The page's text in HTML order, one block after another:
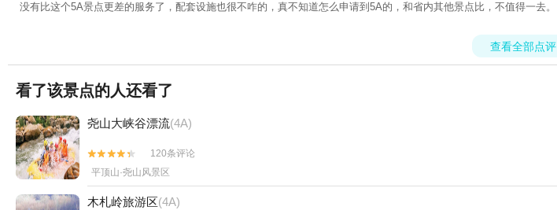
没有比这个5A景点更差的服务了，配套设施也很不咋的，真不知道怎么申请到5A的，和省内其他景点比，不值得一去。
查看全部点评
看了该景点的人还看了
尧山大峡谷漂流(4A)


120条评论
平顶山·尧山风景区
木札岭旅游区(4A)